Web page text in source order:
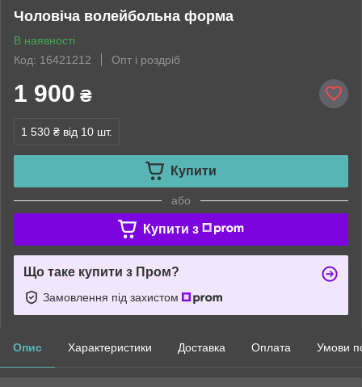
Чоловіча волейбольна форма
В наявності
Код: 16421212
Опт і роздріб
1 900 ₴
1 530 ₴ від 10 шт.
Купити
або
Купити з
Що таке купити з Пром?
Замовлення під захистом
Опис Характеристики Доставка Оплата Умови